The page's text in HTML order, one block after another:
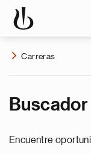
Carreras
Encuentre